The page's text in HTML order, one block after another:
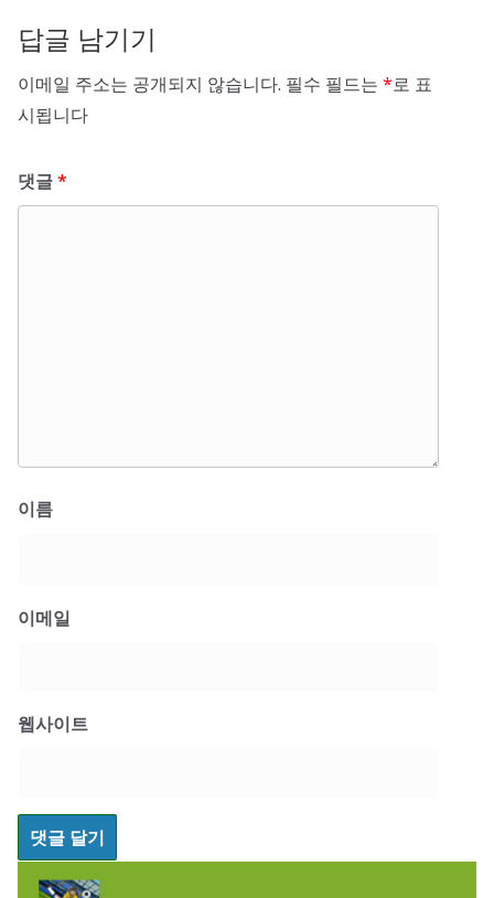
답글 남기기
이메일 주소는 공개되지 않습니다. 필수 필드는 *로 표
시됩니다
댓글*
이름
이메일
웹사이트